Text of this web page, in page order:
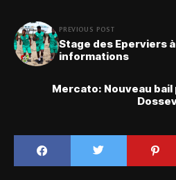
PREVIOUS POST
Stage des Eperviers
informations
Mercato: Nouveau